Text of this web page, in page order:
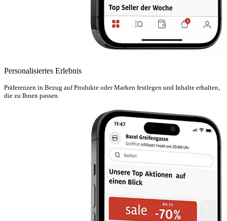
Personalisiertes Erlebnis
Präferenzen in Bezug auf Produkte oder Marken festlegen und Inhalte erhalten,
die zu Ihnen passen.